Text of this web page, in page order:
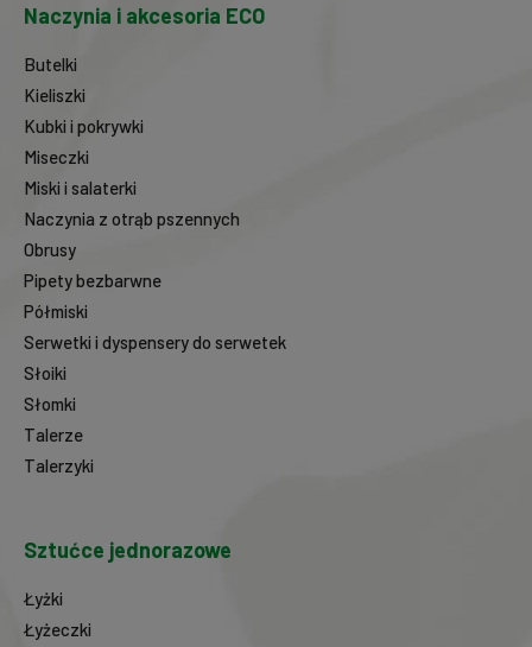
Naczynia i akcesoria ECO
Butelki
Kieliszki
Kubki i pokrywki
Miseczki
Miski i salaterki
Naczynia z otrąb pszennych
Obrusy
Pipety bezbarwne
Półmiski
Serwetki i dyspensery do serwetek
Słoiki
Słomki
Talerze
Talerzyki
Sztućce jednorazowe
Łyżki
Łyżeczki